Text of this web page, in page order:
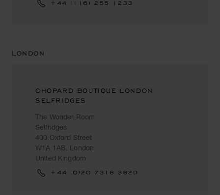
+44 (116) 255 1233
LONDON
CHOPARD BOUTIQUE LONDON
SELFRIDGES
The Wonder Room
Selfridges
400 Oxford Street
W1A 1AB, London
United Kingdom
+44 (0)20 7318 3829